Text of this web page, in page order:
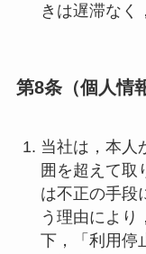
きは遅滞なく
第8条（個人情
当社は，本人
囲を超えて取
は不正の手段
う理由により
下，「利用停